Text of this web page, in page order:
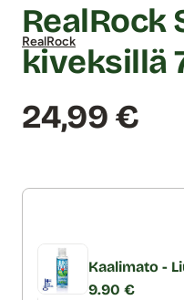
RealRock
RealRock
kiveksillä
Hinta:
24,99 €
Kaalimato -
9.90 €